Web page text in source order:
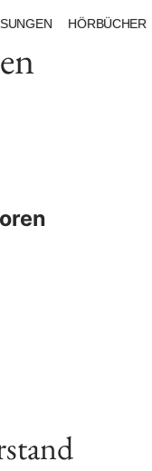
HÖRBÜCHER